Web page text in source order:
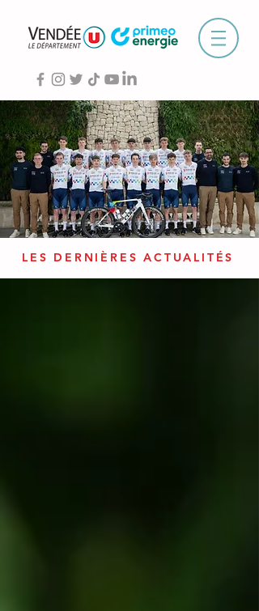
LES DERNIÈRES ACTUALITÉS